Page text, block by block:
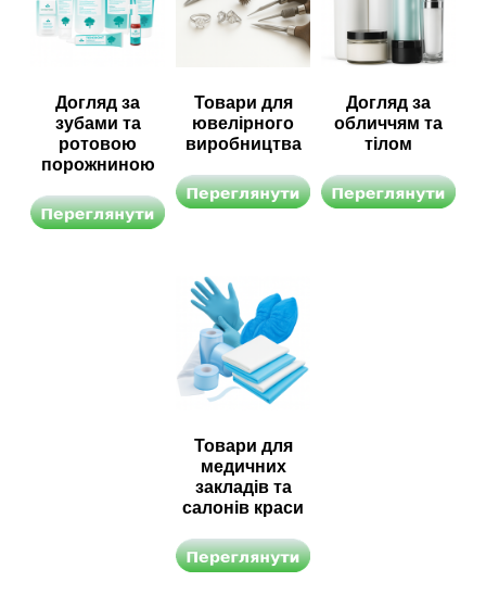
Догляд за
зубами та
ротовою
порожниною
Товари для
ювелірного
виробництва
Догляд за
обличчям та
тілом
Товари для
медичних
закладів та
салонів краси